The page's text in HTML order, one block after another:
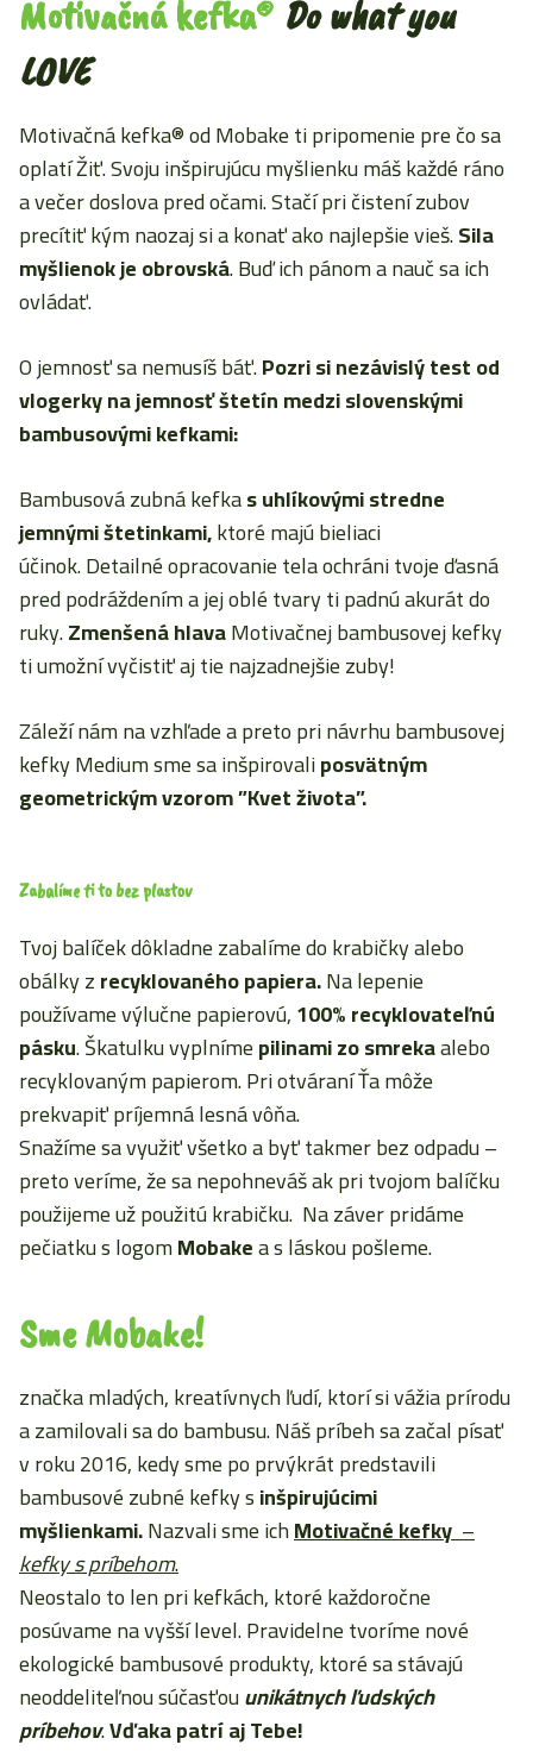
Motivačná kefka® Do what you
LOVE
Motivačná kefka® od Mobake ti pripomenie pre čo sa
oplatí Žiť. Svoju inšpirujúcu myšlienku máš každé ráno
a večer doslova pred očami. Stačí pri čistení zubov
precítiť kým naozaj si a konať ako najlepšie vieš.Sila
myšlienok je obrovská. Buď ich pánom a nauč sa ich
ovládať.
O jemnosť sa nemusíš báť.Pozri si nezávislý test od
vlogerky na jemnosť štetín medzi slovenskými
bambusovými kefkami:
Bambusová zubná kefkas uhlíkovými stredne
jemnými štetinkami,ktoré majú bieliaci
účinok. Detailné opracovanie tela ochráni tvoje ďasná
pred podráždením a jej oblé tvary ti padnú akurát do
ruky.Zmenšená hlavaMotivačnej bambusovej kefky
ti umožní vyčistiť aj tie najzadnejšie zuby!
Záleží nám na vzhľade a preto pri návrhu bambusovej
kefky Medium sme sa inšpirovaliposvätným
geometrickým vzorom”Kvet života”.
Zabalíme ti to bez plastov
Tvoj balíček dôkladne zabalíme do krabičky alebo
obálky zrecyklovaného papiera.Na lepenie
používame výlučne papierovú,100% recyklovateľnú
pásku. Škatulku vyplnímepilinami zo smrekaalebo
recyklovaným papierom. Pri otváraní Ťa môže
prekvapiť príjemná lesná vôňa.
Snažíme sa využiť všetko a byť takmer bez odpadu –
preto veríme, že sa nepohneváš ak pri tvojom balíčku
použijeme už použitú krabičku. Na záver pridáme
pečiatku s logomMobakea s láskou pošleme.
Sme Mobake!
značka mladých, kreatívnych ľudí, ktorí si vážia prírodu
a zamilovali sa do bambusu. Náš príbeh sa začal písať
v roku 2016, kedy sme po prvýkrát predstavili
bambusové zubné kefky sinšpirujúcimi
myšlienkami.Nazvali sme ichMotivačné kefky–
kefky s príbehom.
Neostalo to len pri kefkách, ktoré každoročne
posúvame na vyšší level. Pravidelne tvoríme nové
ekologické bambusové produkty, ktoré sa stávajú
neoddeliteľnou súčasťouunikátnych ľudských
príbehov.Vďaka patrí aj Tebe!